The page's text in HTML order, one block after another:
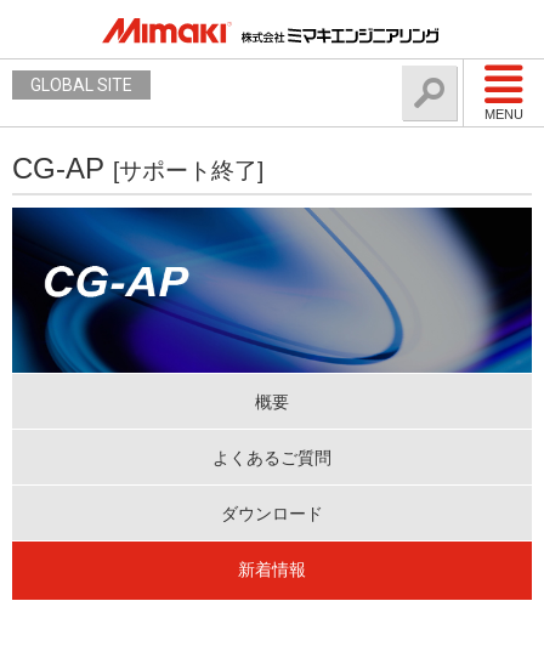
MENU
GLOBAL SITE
CG-AP [サポート終了]
概要
よくあるご質問
ダウンロード
新着情報